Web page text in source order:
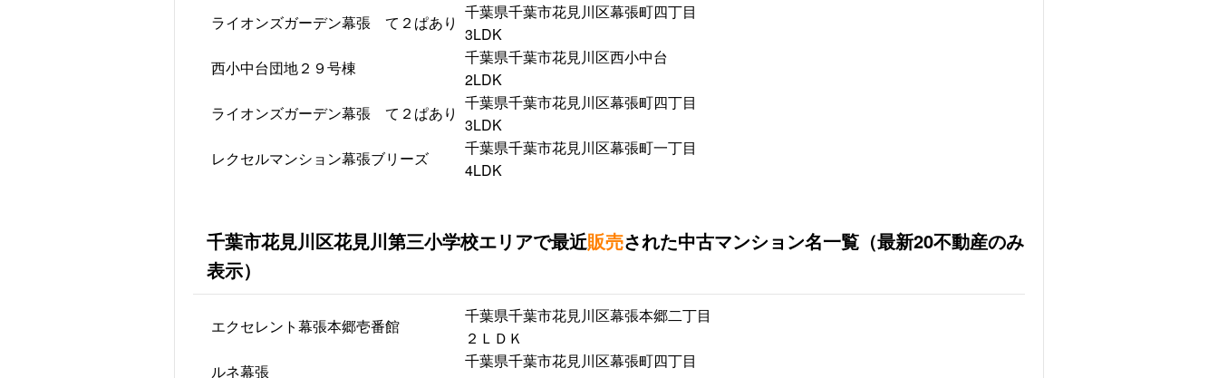
ライオンズガーデン幕張 て２ぱあり
千葉県千葉市花見川区幕張町四丁目
3LDK
西小中台団地２９号棟
千葉県千葉市花見川区西小中台
2LDK
ライオンズガーデン幕張 て２ぱあり
千葉県千葉市花見川区幕張町四丁目
3LDK
レクセルマンション幕張ブリーズ
千葉県千葉市花見川区幕張町一丁目
4LDK
千葉市花見川区花見川第三小学校エリアで最近販売された中古マンション名一覧（最新20不動産のみ
表示）
エクセレント幕張本郷壱番館
千葉県千葉市花見川区幕張本郷二丁目
２ＬＤＫ
ルネ幕張
千葉県千葉市花見川区幕張町四丁目